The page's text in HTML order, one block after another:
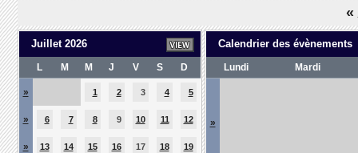
«
Juillet 2026
L M M J V S D
» 1 2 3 4 5
» 6 7 8 9 10 11 12
» 13 14 15 16 17 18 19
Calendrier des évènements
Lundi Mardi
»